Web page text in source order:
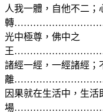
人我一體，自他不二；
轉
光中極尊，佛中之
王
諸經一經，一經諸經；
離
因果就在生活中，生活
場